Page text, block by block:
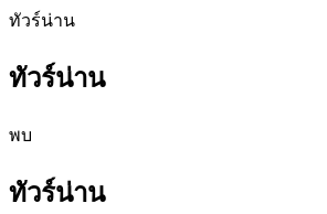
ทัวร์น่าน
ทัวร์น่าน
พบ
ทัวร์น่าน